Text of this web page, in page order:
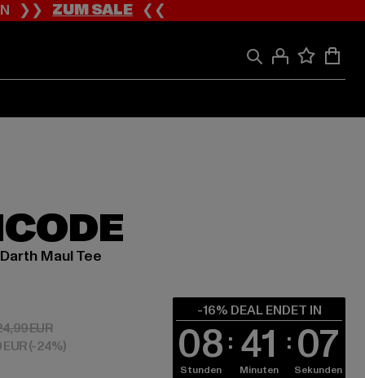
❯❯ZUM SALE❮❮
Maul Tee
20,99 EUR
EURAktionspreis: 24,99 EUR
(-24%)
-16% DEAL ENDET IN
08
Stunden 41
Minuten 06
Sekunden